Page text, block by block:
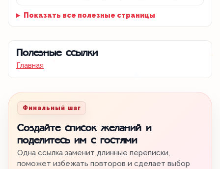
Показать все полезные страницы
Полезные ссылки
Главная
Финальный шаг
Создайте список желаний и
поделитесь им с гостями
Одна ссылка заменит длинные переписки,
поможет избежать повторов и сделает выбор